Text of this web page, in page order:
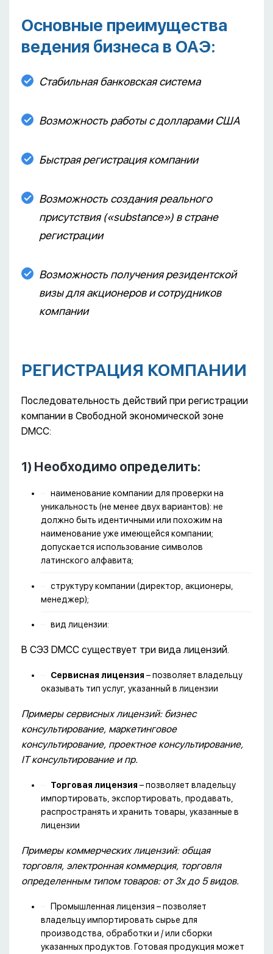
Основные преимущества
ведения бизнеса в ОАЭ:
Стабильная банковская система
Возможность работы с долларами США
Быстрая регистрация компании
Возможность создания реального
присутствия («substance») в стране
регистрации
Возможность получения резидентской
визы для акционеров и сотрудников
компании
РЕГИСТРАЦИЯ КОМПАНИИ
Последовательность действий при регистрации
компании в Свободной экономической зоне
DMCC:
1) Необходимо определить:
наименование компании для проверки на
уникальность (не менее двух вариантов): не
должно быть идентичными или похожим на
наименование уже имеющейся компании;
допускается использование символов
латинского алфавита;
структуру компании (директор, акционеры,
менеджер);
вид лицензии:
В СЭЗ DMCC существует три вида лицензий.
Сервисная лицензия – позволяет владельцу
оказывать тип услуг, указанный в лицензии
Примеры сервисных лицензий: бизнес
консультирование, маркетинговое
консультирование, проектное консультирование,
IT консультирование и пр.
Торговая лицензия – позволяет владельцу
импортировать, экспортировать, продавать,
распространять и хранить товары, указанные в
лицензии
Примеры коммерческих лицензий: общая
торговля, электронная коммерция, торговля
определенным типом товаров: от 3х до 5 видов.
Промышленная лицензия – позволяет
владельцу импортировать сырье для
производства, обработки и / или сборки
указанных продуктов. Готовая продукция может